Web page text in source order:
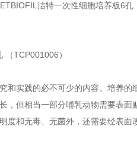
洁特一次性细胞培养板6孔
TCP001006）
和实践的必不可少的内容。培养
，但相当一部分哺乳动物需要表
度和无毒、无菌外，还需要经表